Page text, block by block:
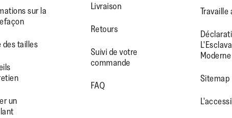
FITFLOP?
FITFLOP/
USER/
sur la
des tailles
un
Livraison
Retours
Suivi de votre
commande
FAQ
Travaille
Moderne
Sitemap